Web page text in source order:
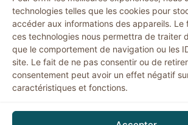
technologies telles que les cookies pour
accéder aux informations des appareils. Le
ces technologies nous permettra de traiter
que le comportement de navigation ou les
site. Le fait de ne pas consentir ou de
consentement peut avoir un effet négatif
caractéristiques et fonctions.
Mentions légales
Conditions générales de vente
Politique de confidentialité
Politique de remboursement
Politique de cookies